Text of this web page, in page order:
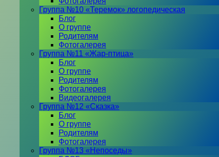
Группа №10 «Теремок» логопедическая
Блог
О группе
Родителям
Фотогалерея
Группа №11 «Жар-птица»
Блог
О группе
Родителям
Фотогалерея
Видеогалерея
Группа №12 «Сказка»
Блог
О группе
Родителям
Фотогалерея
Группа №13 «Непоседы»